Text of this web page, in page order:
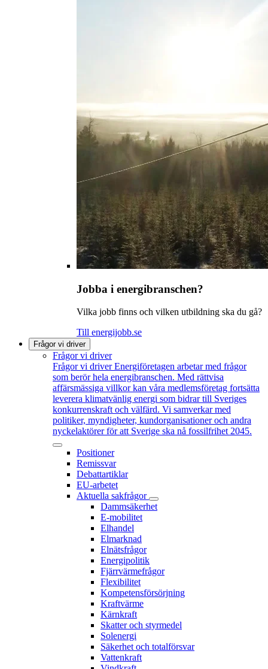
Jobba i energibranschen?
Vilka jobb finns och vilken utbildning ska du gå?
Till energijobb.se
Frågor vi driver
Frågor vi driver
Frågor vi driver Energiföretagen arbetar med frågor
som berör hela energibranschen. Med rättvisa
affärsmässiga villkor kan våra medlemsföretag fortsätta
leverera klimatvänlig energi som bidrar till Sveriges
konkurrenskraft och välfärd. Vi samverkar med
politiker, myndigheter, kundorganisationer och andra
nyckelaktörer för att Sverige ska nå fossilfrihet 2045.
Positioner
Remissvar
Debattartiklar
EU-arbetet
Aktuella sakfrågor
Dammsäkerhet
E-mobilitet
Elhandel
Elmarknad
Elnätsfrågor
Energipolitik
Fjärrvärmefrågor
Flexibilitet
Kompetensförsörjning
Kraftvärme
Kärnkraft
Skatter och styrmedel
Solenergi
Säkerhet och totalförsvar
Vattenkraft